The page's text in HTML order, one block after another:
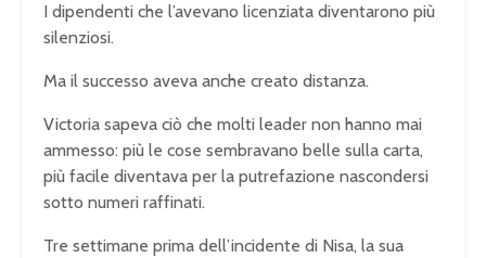
I dipendenti che l’avevano licenziata diventarono più
silenziosi.
Ma il successo aveva anche creato distanza.
Victoria sapeva ciò che molti leader non hanno mai
ammesso: più le cose sembravano belle sulla carta,
più facile diventava per la putrefazione nascondersi
sotto numeri raffinati.
Tre settimane prima dell’incidente di Nisa, la sua